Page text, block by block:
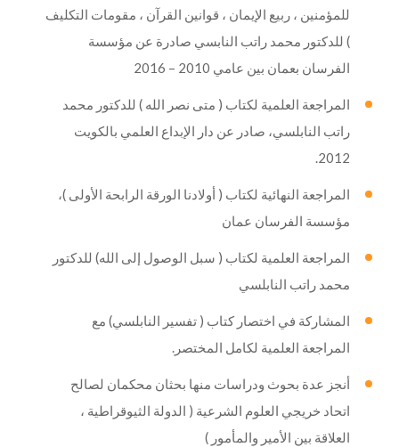
للمؤمنين ، ربيع الإيمان ، قوانين القرآن ، مقومات التكليف
) للدكتور محمد راتب النابسي صادرة عن مؤسسة
الفرسان بعمان بين عامي 2010 – 2016
المراجعة العلمية لكتاب ( متى نصر الله ) للدكتور محمد
راتب النابلسي، صادر عن دار الإبداع العلمي بالكويت
2012.
المراجعة النهائية لكتاب ( أولادنا الورقة الرابحة الأولى )،
مؤسسة الفرسان عمان
المراجعة العلمية لكتاب ( سبل الوصول إلى الله) للدكتور
محمد راتب النابلسي
المشاركة في اختصار كتاب ( تفسير النابلسي) مع
المراجعة العلمية لكامل المختصر.
أنجز عدة بحوث ودراسات منها بحثان محكمان لصالح
اتحاد خريجي العلوم الشرعية ( الدولة الثيوقراطية ،
العلاقة بين الأمير والمأمور )